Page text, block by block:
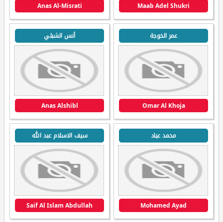
Maab Adel Shukri
Anas Al-Misrati
عمر الخوجة
Omar Al Khoja
أنس الشبلي
Anas Alshibl
محمد عياد
Mohamed Ayad
سيف الاسلام عبد الله
Saif Al Islam Abdullah